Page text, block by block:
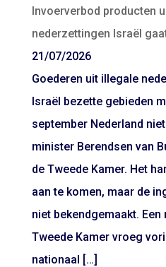
Invoerverbod producten
nederzettingen Israël
21/07/2026
Goederen uit illegale
Israël bezette gebieden
september Nederland
minister Berendsen van
de Tweede Kamer. Het
aan te komen, maar de
niet bekendgemaakt.
Tweede Kamer vroeg
nationaal […]